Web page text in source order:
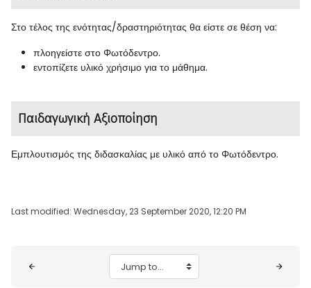
Στο τέλος της ενότητας/δραστηριότητας θα είστε σε θέση να:
πλοηγείστε στο Φωτόδεντρο.
εντοπίζετε υλικό χρήσιμο για το μάθημα.
Παιδαγωγική Αξιοποίηση
Εμπλουτισμός της διδασκαλίας με υλικό από το Φωτόδεντρο.
Last modified: Wednesday, 23 September 2020, 12:20 PM
Jump to...